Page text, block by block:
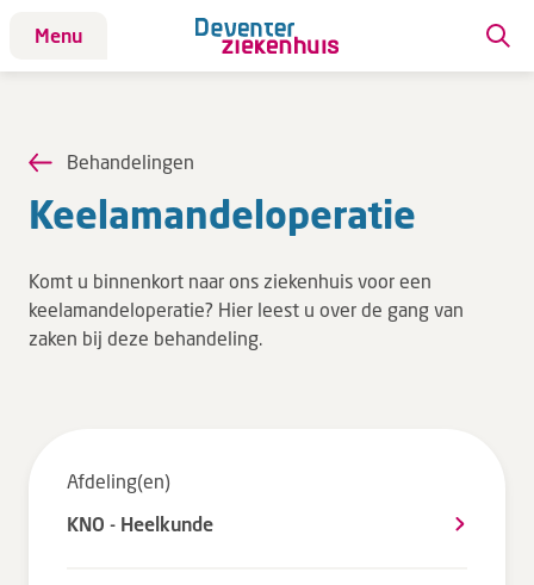
Menu
Patiënt
Afdelingen
Behandelingen
Bloedafname
Polikliniekbezoek
Specialisten
Behandelingen
Keel­a­man­de­lope­ra­tie
Komt u binnenkort naar ons ziekenhuis voor een
keelamandeloperatie? Hier leest u over de gang van
zaken bij deze behandeling.
Afdeling(en)
KNO - Heelkunde